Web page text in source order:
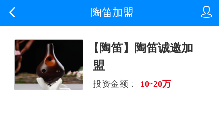

 陶笛加盟
【陶笛】陶笛诚邀加
盟
投资金额： 10~20万